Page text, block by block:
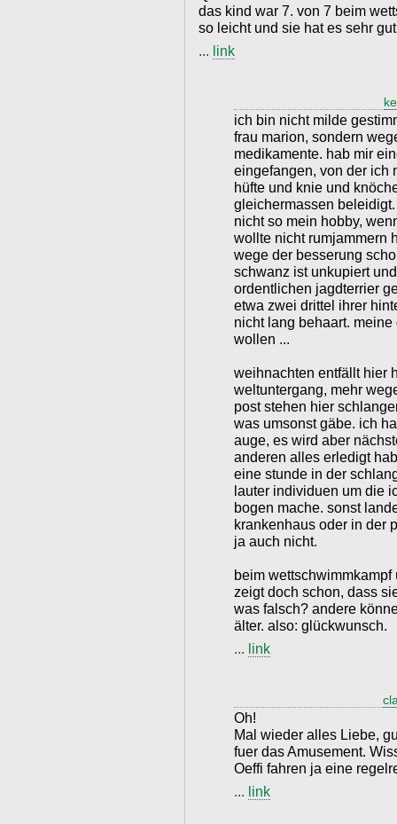
das kind war 7. von 7 beim
so leicht und sie hat es sehr
... link
ich bin nicht milde
frau marion, sondern
medikamente. hab mir
eingefangen, von der ich
hüfte und knie und
gleichermassen
nicht so mein hobby,
wollte nicht rumjammern
wege der besserung
schwanz ist unkupiert
ordentlichen jagdterrier
etwa zwei drittel ihrer
nicht lang behaart.
wollen ...
weihnachten entfällt hier
weltuntergang, mehr
post stehen hier
was umsonst gäbe. ich
auge, es wird aber
anderen alles erledigt
eine stunde in der
lauter individuen um die
bogen mache. sonst
krankenhaus oder in der
ja auch nicht.
beim
zeigt doch schon, dass
was falsch? andere
älter. also: glückwunsch.
... link
Oh!
Mal wieder alles Liebe,
fuer das Amusement.
Oeffi fahren ja eine
... link